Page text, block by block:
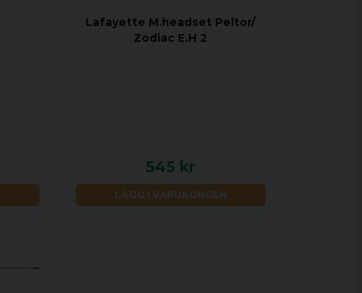
Lafayette M.headset Peltor/
Zodiac E.H 2
545 kr
LÄGG I VARUKORGEN